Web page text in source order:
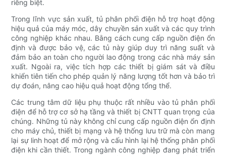
riêng biệt.
Trong lĩnh vực sản xuất, tủ phân phối điện hỗ trợ hoạt động
hiệu quả của máy móc, dây chuyền sản xuất và các quy trình
công nghiệp khác nhau. Bằng cách cung cấp nguồn điện ổn
định và được bảo vệ, các tủ này giúp duy trì năng suất và
đảm bảo an toàn cho người lao động trong các nhà máy sản
xuất. Ngoài ra, việc tích hợp các thiết bị giám sát và điều
khiển tiên tiến cho phép quản lý năng lượng tốt hơn và bảo trì
dự đoán, nâng cao hiệu quả hoạt động tổng thể.
Các trung tâm dữ liệu phụ thuộc rất nhiều vào tủ phân phối
điện để hỗ trợ cơ sở hạ tầng và thiết bị CNTT quan trọng của
chúng. Những tủ này không chỉ cung cấp nguồn điện ổn định
cho máy chủ, thiết bị mạng và hệ thống lưu trữ mà còn mang
lại sự linh hoạt để mở rộng và cấu hình lại hệ thống phân phối
điện khi cần thiết. Trong ngành công nghiệp đang phát triển